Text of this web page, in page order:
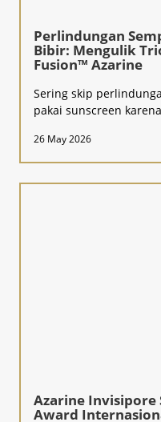
Perlindungan
Bibir: Mengulik
Fusion™ Azarine
Sering skip
pakai sunscreen
26 May 2026
Azarine Invisipore
Award